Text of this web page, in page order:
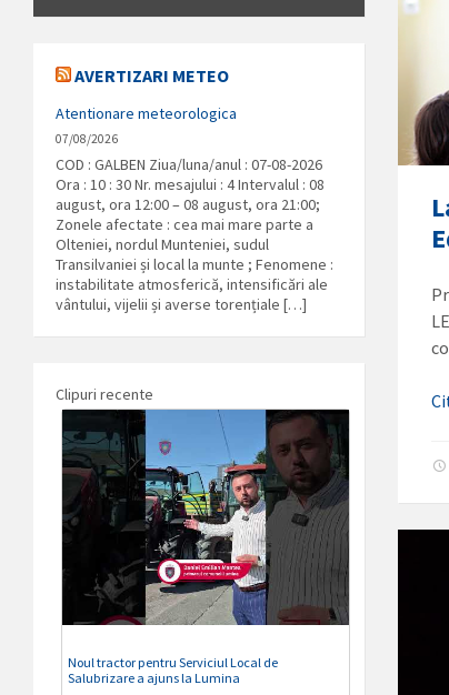
AVERTIZARI METEO
Atentionare meteorologica
07/08/2026
COD : GALBEN Ziua/luna/anul : 07-08-2026
Ora : 10 : 30 Nr. mesajului : 4 Intervalul : 08
august, ora 12:00 – 08 august, ora 21:00;
Zonele afectate : cea mai mare parte a
Olteniei, nordul Munteniei, sudul
Transilvaniei și local la munte ; Fenomene :
instabilitate atmosferică, intensificări ale
vântului, vijelii și averse torențiale […]
Clipuri recente
Noul tractor pentru Serviciul Local de
Salubrizare a ajuns la Lumina